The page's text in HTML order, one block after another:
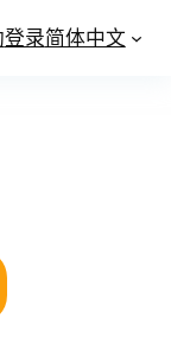
登录简体中文